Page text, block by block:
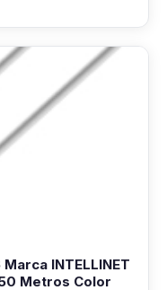
INTELLINET
Metros Color